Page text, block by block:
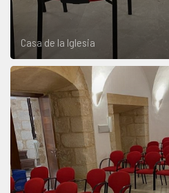
Casa de la Iglesia